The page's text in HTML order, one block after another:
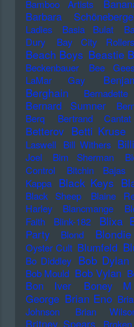
Bamboo Artists
Barbara
Ladies
Basia Bulat
Dury
Bay City Rollers
Beach Boys Beastie
Beckenbauer Bee
LaMar Gay
Berghain
Bernard Sumner
Berq
Bertrand Cantat
Betterov Betti Kruse
Laswell
Bill Withers
Joel
Bim Sherman
Control
Bitchin Bajas
Kappa Black Keys
Black Sheep Blaine
Harley
Blancmange
Faith
Blink-182 Blixa
Party
Blond Blondie
Oyster Cult Blumfeld
Bo Diddley Bob Dylan
Bob Mould Bob Vylan
Bon Iver Boney M
George Brian Eno
Johnson
Brian
Britney Spears